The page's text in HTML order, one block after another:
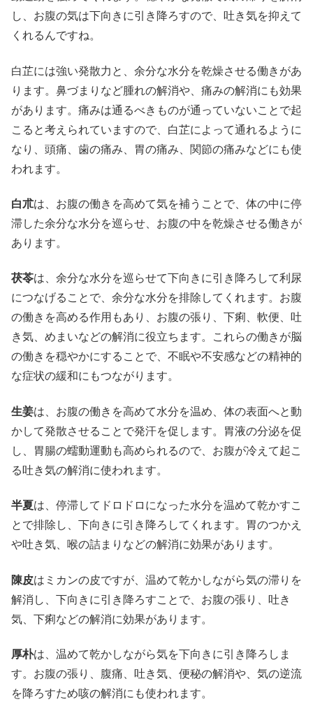
し、お腹の気は下向きに引き降ろすので、吐き気を抑えて
くれるんですね。
白芷には強い発散力と、余分な水分を乾燥させる働きがあ
ります。鼻づまりなど腫れの解消や、痛みの解消にも効果
があります。痛みは通るべきものが通っていないことで起
こると考えられていますので、白芷によって通れるように
なり、頭痛、歯の痛み、胃の痛み、関節の痛みなどにも使
われます。
白朮は、お腹の働きを高めて気を補うことで、体の中に停
滞した余分な水分を巡らせ、お腹の中を乾燥させる働きが
あります。
茯苓は、余分な水分を巡らせて下向きに引き降ろして利尿
につなげることで、余分な水分を排除してくれます。お腹
の働きを高める作用もあり、お腹の張り、下痢、軟便、吐
き気、めまいなどの解消に役立ちます。これらの働きが脳
の働きを穏やかにすることで、不眠や不安感などの精神的
な症状の緩和にもつながります。
生姜は、お腹の働きを高めて水分を温め、体の表面へと動
かして発散させることで発汗を促します。胃液の分泌を促
し、胃腸の蠕動運動も高められるので、お腹が冷えて起こ
る吐き気の解消に使われます。
半夏は、停滞してドロドロになった水分を温めて乾かすこ
とで排除し、下向きに引き降ろしてくれます。胃のつかえ
や吐き気、喉の詰まりなどの解消に効果があります。
陳皮はミカンの皮ですが、温めて乾かしながら気の滞りを
解消し、下向きに引き降ろすことで、お腹の張り、吐き
気、下痢などの解消に効果があります。
厚朴は、温めて乾かしながら気を下向きに引き降ろしま
す。お腹の張り、腹痛、吐き気、便秘の解消や、気の逆流
を降ろすため咳の解消にも使われます。